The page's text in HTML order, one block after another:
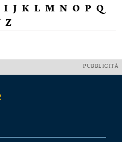
I J K L M N O P Q
Z
PUBBLICITÀ